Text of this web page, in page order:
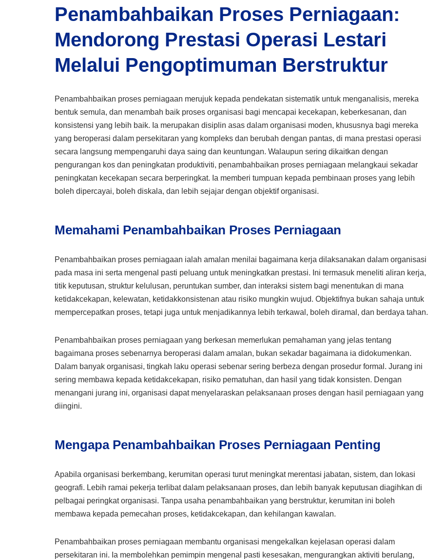
Penambahbaikan Proses Perniagaan:
Mendorong Prestasi Operasi Lestari
Melalui Pengoptimuman Berstruktur
Penambahbaikan proses perniagaan merujuk kepada pendekatan sistematik untuk menganalisis, mereka
bentuk semula, dan menambah baik proses organisasi bagi mencapai kecekapan, keberkesanan, dan
konsistensi yang lebih baik. Ia merupakan disiplin asas dalam organisasi moden, khususnya bagi mereka
yang beroperasi dalam persekitaran yang kompleks dan berubah dengan pantas, di mana prestasi operasi
secara langsung mempengaruhi daya saing dan keuntungan. Walaupun sering dikaitkan dengan
pengurangan kos dan peningkatan produktiviti, penambahbaikan proses perniagaan melangkaui sekadar
peningkatan kecekapan secara berperingkat. Ia memberi tumpuan kepada pembinaan proses yang lebih
boleh dipercayai, boleh diskala, dan lebih sejajar dengan objektif organisasi.
Memahami Penambahbaikan Proses Perniagaan
Penambahbaikan proses perniagaan ialah amalan menilai bagaimana kerja dilaksanakan dalam organisasi
pada masa ini serta mengenal pasti peluang untuk meningkatkan prestasi. Ini termasuk meneliti aliran kerja,
titik keputusan, struktur kelulusan, peruntukan sumber, dan interaksi sistem bagi menentukan di mana
ketidakcekapan, kelewatan, ketidakkonsistenan atau risiko mungkin wujud. Objektifnya bukan sahaja untuk
mempercepatkan proses, tetapi juga untuk menjadikannya lebih terkawal, boleh diramal, dan berdaya tahan.
Penambahbaikan proses perniagaan yang berkesan memerlukan pemahaman yang jelas tentang
bagaimana proses sebenarnya beroperasi dalam amalan, bukan sekadar bagaimana ia didokumenkan.
Dalam banyak organisasi, tingkah laku operasi sebenar sering berbeza dengan prosedur formal. Jurang ini
sering membawa kepada ketidakcekapan, risiko pematuhan, dan hasil yang tidak konsisten. Dengan
menangani jurang ini, organisasi dapat menyelaraskan pelaksanaan proses dengan hasil perniagaan yang
diingini.
Mengapa Penambahbaikan Proses Perniagaan Penting
Apabila organisasi berkembang, kerumitan operasi turut meningkat merentasi jabatan, sistem, dan lokasi
geografi. Lebih ramai pekerja terlibat dalam pelaksanaan proses, dan lebih banyak keputusan diagihkan di
pelbagai peringkat organisasi. Tanpa usaha penambahbaikan yang berstruktur, kerumitan ini boleh
membawa kepada pemecahan proses, ketidakcekapan, dan kehilangan kawalan.
Penambahbaikan proses perniagaan membantu organisasi mengekalkan kejelasan operasi dalam
persekitaran ini. Ia membolehkan pemimpin mengenal pasti kesesakan, mengurangkan aktiviti berulang,